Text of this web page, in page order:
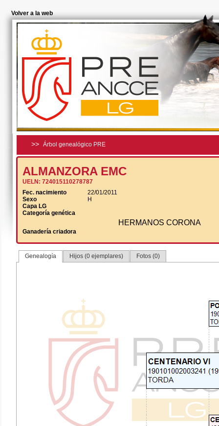
Volver a la web
>> Árbol genealógico PRE
ALMANZORA EMC
UELN: 724015110278787
Fec. nacimiento
22/01/2011
Sexo
H
Capa LG
Categoría genética
Ganadería criadora
HERMANOS CORONA
Genealogía Hijos (0 ejemplares) Fotos (0)